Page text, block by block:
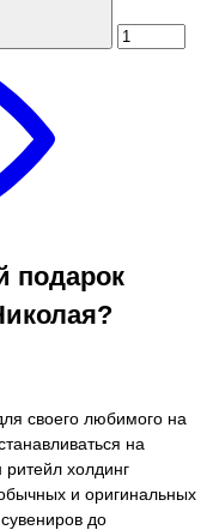
подарок
своего любимого на
на
холдинг
и оригинальных
до